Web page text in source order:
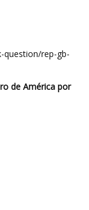
question/rep-gb-
de América por